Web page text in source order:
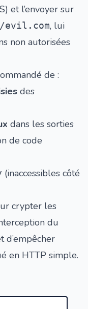
et l’envoyer sur
, lui
non autorisées
de :
des
dans les sorties
de code
(inaccessibles côté
crypter les
du
d’empêcher
en HTTP simple.